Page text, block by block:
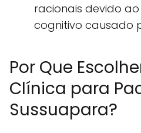
racionais devido
cognitivo causado
Por Que
Clínica para
Sussuapara?